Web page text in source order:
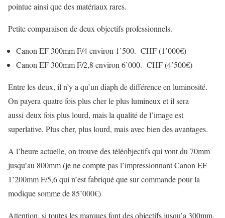
pointue ainsi que des matériaux rares.
Petite comparaison de deux objectifs professionnels.
Canon EF 300mm F/4 environ 1’500.- CHF (1’000€)
Canon EF 300mm F/2,8 environ 6’000.- CHF (4’500€)
Entre les deux, il n’y a qu’un diaph de différence en luminosité.
On payera quatre fois plus cher le plus lumineux et il sera
aussi deux fois plus lourd, mais la qualité de l’image est
superlative. Plus cher, plus lourd, mais avec bien des avantages.
A l’heure actuelle, on trouve des téléobjectifs qui vont du 70mm
jusqu’au 800mm (je ne compte pas l’impressionnant Canon EF
1’200mm F/5,6 qui n’est fabriqué que sur commande pour la
modique somme de 85’000€)
Attention, si toutes les marques font des objectifs jusqu’a 300mm,